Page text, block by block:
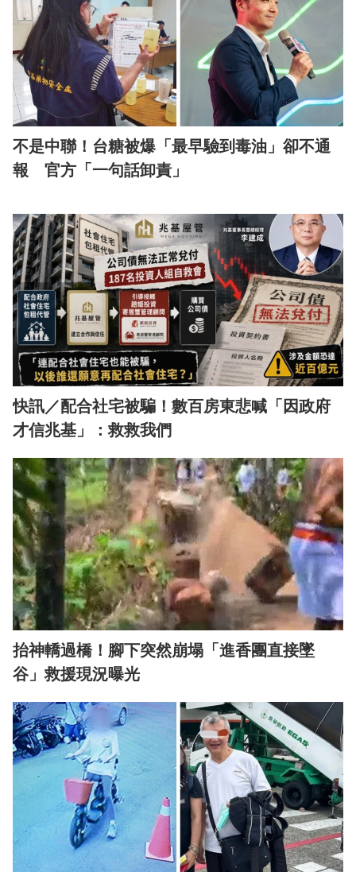
不是中聯！台糖被爆「最早驗到毒油」卻不通
報 官方「一句話卸責」
快訊／配合社宅被騙！數百房東悲喊「因政府
才信兆基」：救救我們
抬神轎過橋！腳下突然崩塌「進香團直接墜
谷」救援現況曝光